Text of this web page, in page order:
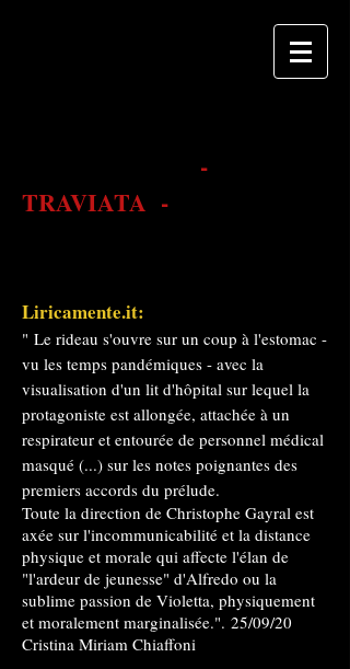
-
TRAVIATA -
Liricamente.it:
" Le rideau s'ouvre sur un coup à l'estomac -
vu les temps pandémiques - avec la
visualisation d'un lit d'hôpital sur lequel la
protagoniste est allongée, attachée à un
respirateur et entourée de personnel médical
masqué (...) sur les notes poignantes des
premiers accords du prélude.
Toute la direction de Christophe Gayral est
axée sur l'incommunicabilité et la distance
physique et morale qui affecte l'élan de
"l'ardeur de jeunesse" d'Alfredo ou la
sublime passion de Violetta, physiquement
et moralement marginalisée.". 25/09/20
Cristina Miriam Chiaffoni